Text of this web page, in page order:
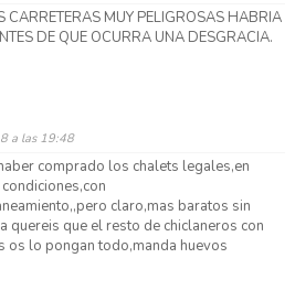
CARRETERAS MUY PELIGROSAS HABRIA
DE QUE OCURRA UNA DESGRACIA.
a las 19:48
comprado los chalets legales,en
claro,mas baratos sin
quereis que el resto de chiclaneros con
os lo pongan todo,manda huevos